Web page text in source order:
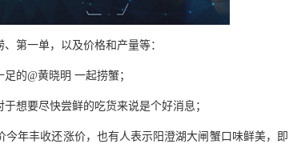
第一单，以及价格和产量等：
的@黄晓明 一起捞蟹；
想要尽快尝鲜的吃货来说是个好消息；
年丰收还涨价，也有人表示阳澄湖大闸蟹口味鲜美，即